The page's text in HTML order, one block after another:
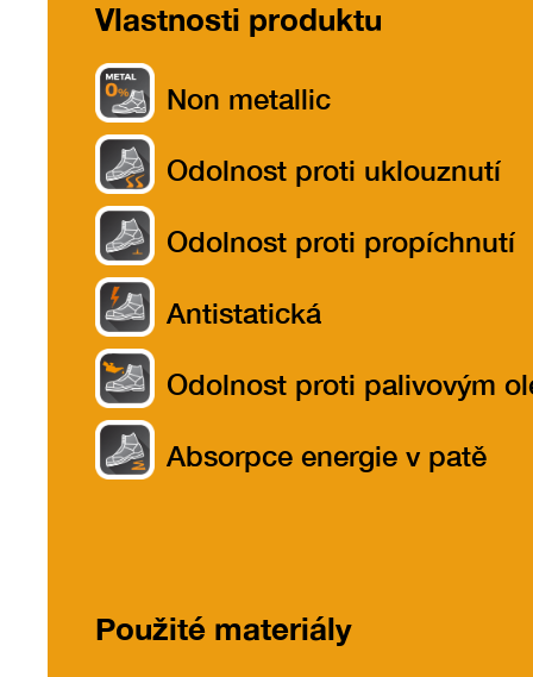
Vlastnosti produktu
Non metallic
Odolnost proti uklouznutí
Odolnost proti propíchnutí
Antistatická
Odolnost proti palivovým
Absorpce energie v patě
Použité materiály